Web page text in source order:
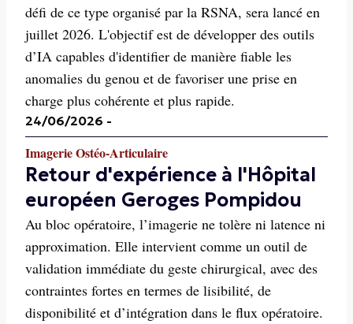
défi de ce type organisé par la RSNA, sera lancé en
juillet 2026. L'objectif est de développer des outils
d’IA capables d'identifier de manière fiable les
anomalies du genou et de favoriser une prise en
charge plus cohérente et plus rapide.
24/06/2026 -
Imagerie Ostéo-Articulaire
Retour d'expérience à l'Hôpital
européen Geroges Pompidou
Au bloc opératoire, l’imagerie ne tolère ni latence ni
approximation. Elle intervient comme un outil de
validation immédiate du geste chirurgical, avec des
contraintes fortes en termes de lisibilité, de
disponibilité et d’intégration dans le flux opératoire.